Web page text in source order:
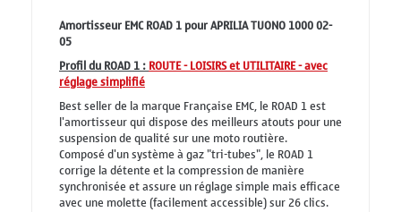
Amortisseur EMC ROAD 1 pour APRILIA TUONO 1000 02-
05
Profil du ROAD 1 :ROUTE - LOISIRS et UTILITAIRE - avec
réglage simplifié
Best seller de la marque Française EMC, le ROAD 1 est
l'amortisseur qui dispose des meilleurs atouts pour une
suspension de qualité sur une moto routière.
Composé d'un système à gaz "tri-tubes", le ROAD 1
corrige la détente et la compression de manière
synchronisée et assure un réglage simple mais efficace
avec une molette (facilement accessible) sur 26 clics.